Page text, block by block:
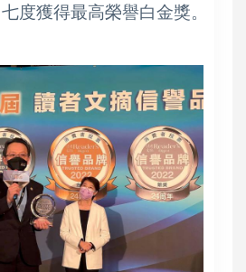
度獲得最高榮譽白金獎。